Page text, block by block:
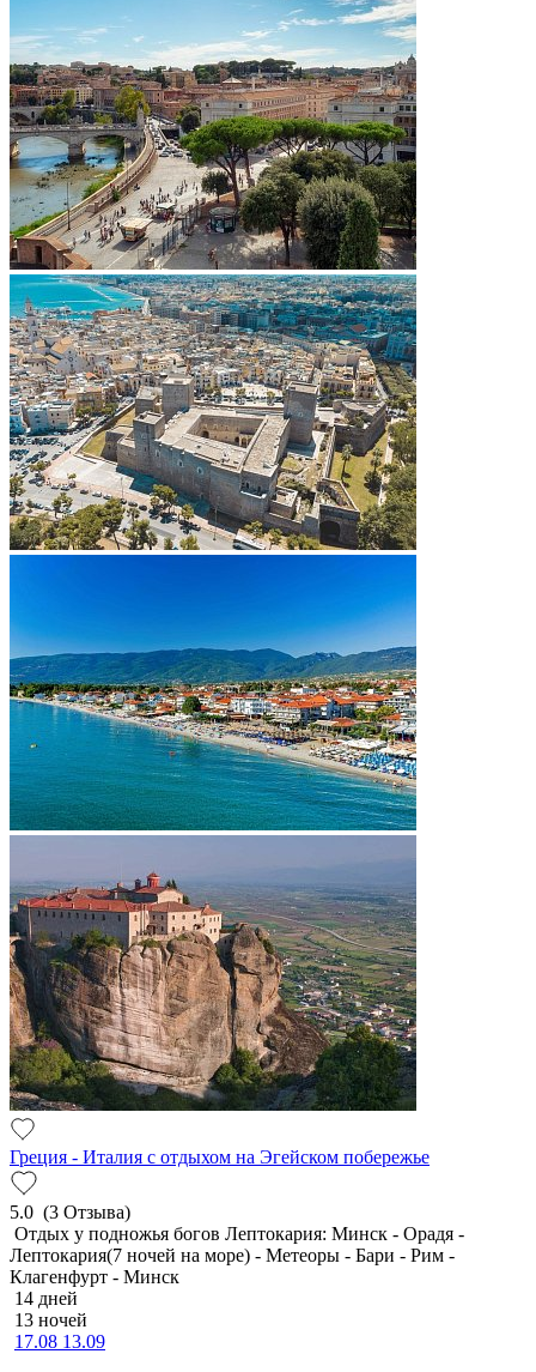
Греция - Италия с отдыхом на Эгейском побережье
5.0 (3 Отзыва)
Отдых у подножья богов Лептокария: Минск - Орадя -
Лептокария(7 ночей на море) - Метеоры - Бари - Рим -
Клагенфурт - Минск
14 дней
13 ночей
17.08 13.09